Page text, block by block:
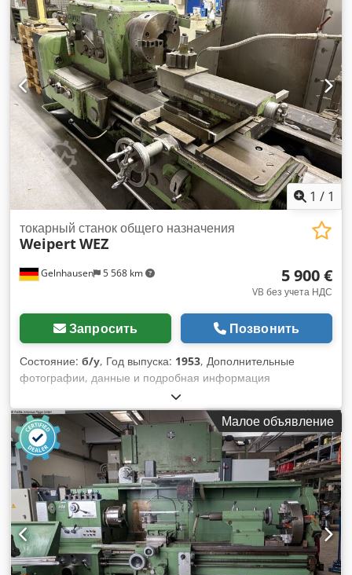
Цифровой дисплей Heidenhain - Держатель Multifix -
Охлаждающе-смазочное устройство - Освещение станка -
Комплект принадлежностей
1 / 1
Gelnhausen 5 568 km
токарный станок общего назначения
WeipertWEZ
5 900 €
VB без учета НДС
Запросить Позвонить
Состояние: б/у, Год выпуска: 1953, Дополнительные
фотографии, данные и подробная информация
представлены в PDF-примечаниях. Если у вас возникнут
дополнительные вопросы или потребуется дополнительная
информация, пожалуйста, не стесняйтесь обращаться к
нам в любое время. Мы всегда рады помочь вам.
Credpfxsx R Tnve Ahfof
Малое объявление